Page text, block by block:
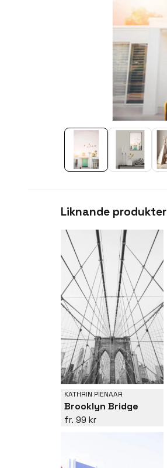
Liknande produkter
KATHRIN PIENAAR
Brooklyn Bridge
99 kr